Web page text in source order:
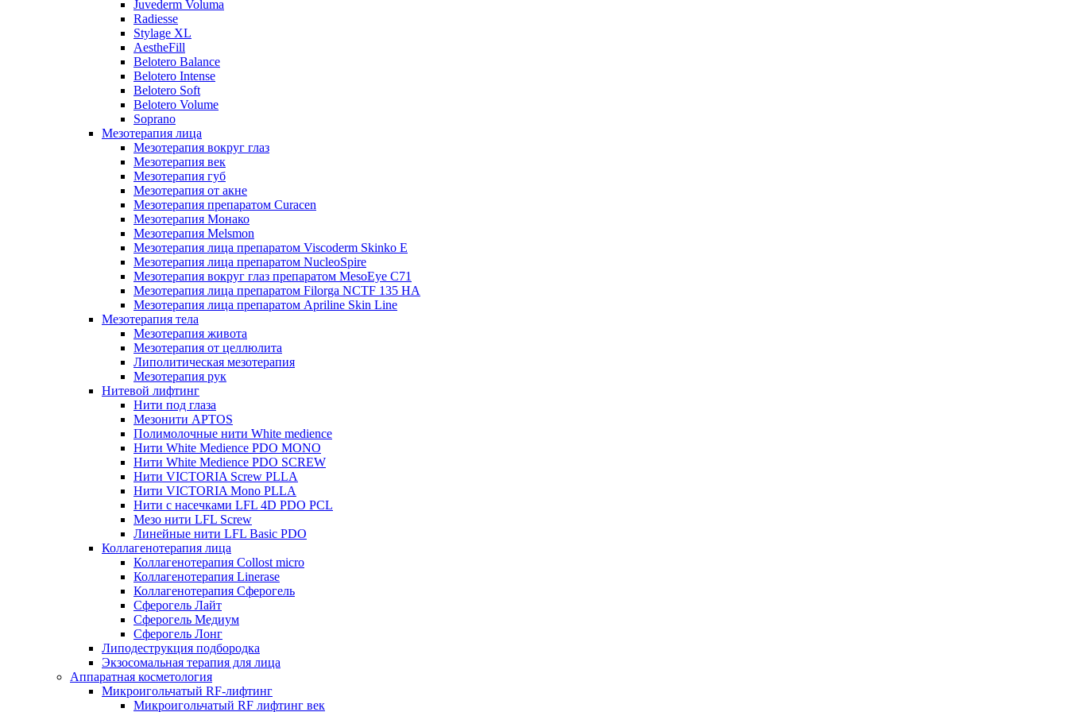
Juvederm Voluma
Radiesse
Stylage XL
AestheFill
Belotero Balance
Belotero Intense
Belotero Soft
Belotero Volume
Soprano
Мезотерапия лица
Мезотерапия вокруг глаз
Мезотерапия век
Мезотерапия губ
Мезотерапия от акне
Мезотерапия препаратом Curacen
Мезотерапия Монако
Мезотерапия Melsmon
Мезотерапия лица препаратом Viscoderm Skinko E
Мезотерапия лица препаратом NucleoSpire
Мезотерапия вокруг глаз препаратом MesoEye С71
Мезотерапия лица препаратом Filorga NCTF 135 HA
Мезотерапия лица препаратом Apriline Skin Line
Мезотерапия тела
Мезотерапия живота
Мезотерапия от целлюлита
Липолитическая мезотерапия
Мезотерапия рук
Нитевой лифтинг
Нити под глаза
Мезонити APTOS
Полимолочные нити White medience
Нити White Medience PDO MONO
Нити White Medience PDO SCREW
Нити VICTORIA Screw PLLA
Нити VICTORIA Mono PLLA
Нити с насечками LFL 4D PDO PCL
Мезо нити LFL Screw
Линейные нити LFL Basic PDO
Коллагенотерапия лица
Коллагенотерапия Collost micro
Коллагенотерапия Linerase
Коллагенотерапия Сферогель
Сферогель Лайт
Сферогель Медиум
Сферогель Лонг
Липодеструкция подбородка
Экзосомальная терапия для лица
Аппаратная косметология
Микроигольчатый RF-лифтинг
Микроигольчатый RF лифтинг век